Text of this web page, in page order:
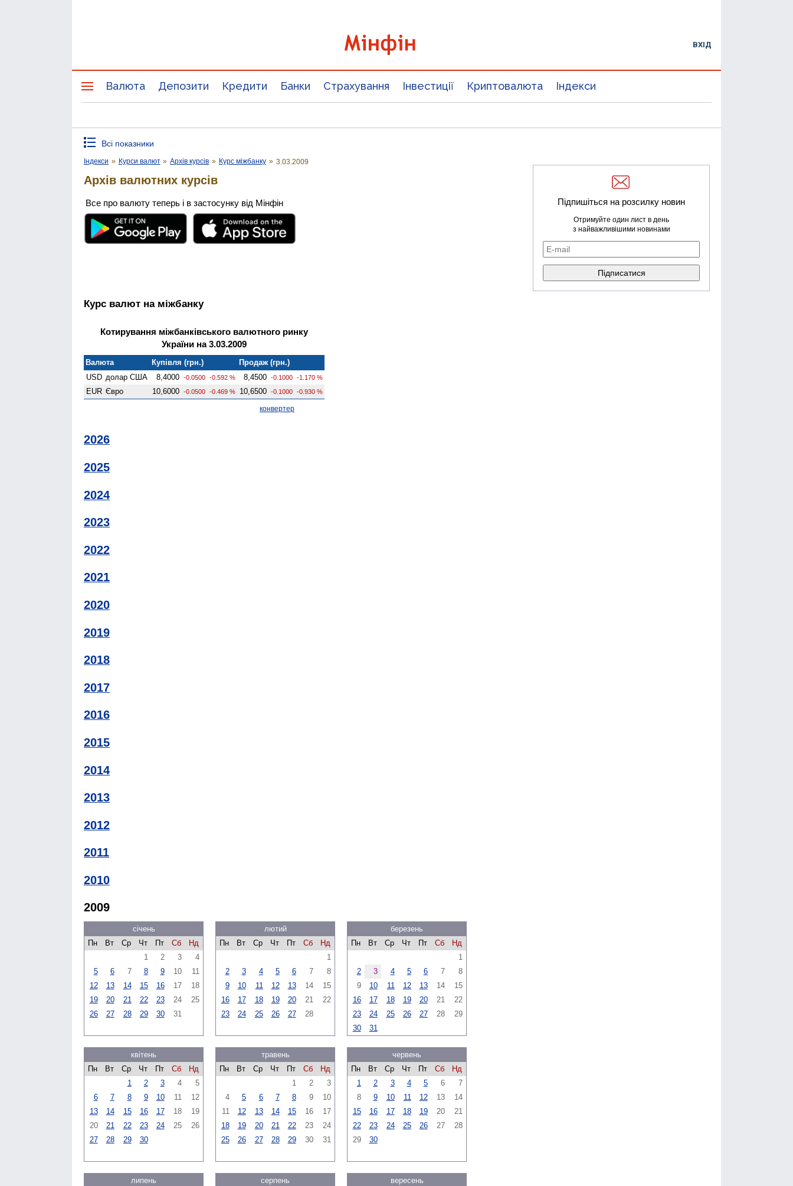
ВХІД
Валюта Депозити Кредити Банки Страхування Інвестиції Криптовалюта Індекси
Всі показники
Індекси » Курси валют » Архів курсів » Курс міжбанку » 3.03.2009
Архів валютних курсів
Все про валюту теперь і в застосунку від Мінфін
Курс валют на міжбанку
Котирування міжбанківського валютного ринку
України на 3.03.2009
Валюта Купівля (грн.)
Продаж (грн.)
USD долар США 8,4000 -0.0500 -0.592 % 8,4500 -0.1000 -1.170 %
EUR Євро 10,6000 -0.0500 -0.469 % 10,6500 -0.1000 -0.930 %
конвертер
2026
2025
2024
2023
2022
2021
2020
2019
2018
2017
2016
2015
2014
2013
2012
2011
2010
2009
січень
Пн
Вт Ср Чт Пт Сб
Нд
1
2 3
4
5
6 7 8 9 10
11
12
13 14 15 16 17
18
19
20 21 22 23 24
25
26
27 28 29 30 31
лютий
Пн
Вт Ср Чт Пт Сб
Нд
1
2
3 4 5 6 7
8
9
10 11 12 13 14
15
16
17 18 19 20 21
22
23
24 25 26 27 28
березень
Пн
Вт Ср Чт Пт Сб
Нд
1
2
3 4 5 6 7
8
9
10 11 12 13 14
15
16
17 18 19 20 21
22
23
24 25 26 27 28
29
30
31
квітень
Пн
Вт Ср Чт Пт Сб
Нд
1
2 3 4
5
6
7 8 9 10 11
12
13
14 15 16 17 18
19
20
21 22 23 24 25
26
27
28 29 30
травень
Пн
Вт Ср Чт Пт Сб
Нд
1
2
3
4
5 6 7 8 9
10
11
12 13 14 15 16
17
18
19 20 21 22 23
24
25
26 27 28 29 30 31
червень
Пн
Вт Ср Чт Пт Сб
Нд
1
2 3 4 5 6
7
8
9 10 11 12 13
14
15
16 17 18 19 20
21
22
23 24 25 26 27
28
29
30
липень
серпень
вересень
Підпишіться на розсилку новин
Отримуйте один лист в день
з найважливішими новинами